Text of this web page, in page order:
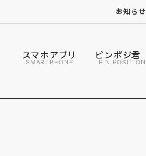
お知らせ
スマホアプリ
SMARTPHONE
ピンポジ君
PIN POSITION